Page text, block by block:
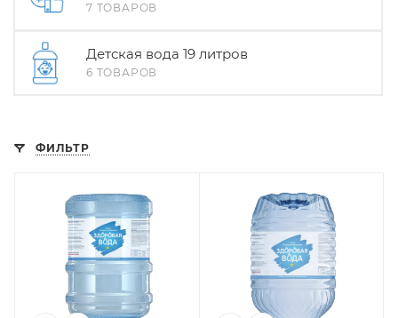
7 ТОВАРОВ
Детская вода 19 литров
6 ТОВАРОВ
ФИЛЬТР